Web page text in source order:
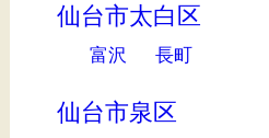
仙台市太白区
富沢 長町
仙台市泉区